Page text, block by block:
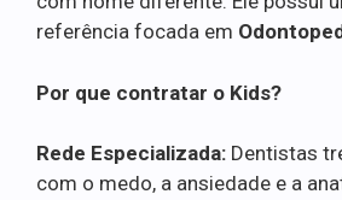
referência focada em
Por que contratar o Kids?
Rede Especializada: Dentistas
com o medo, a ansiedade e a